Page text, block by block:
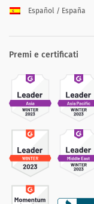
Español / España
Premi e certificati